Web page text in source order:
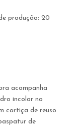
produção: 20
acompanha
incolor no
cortiça de reuso
de